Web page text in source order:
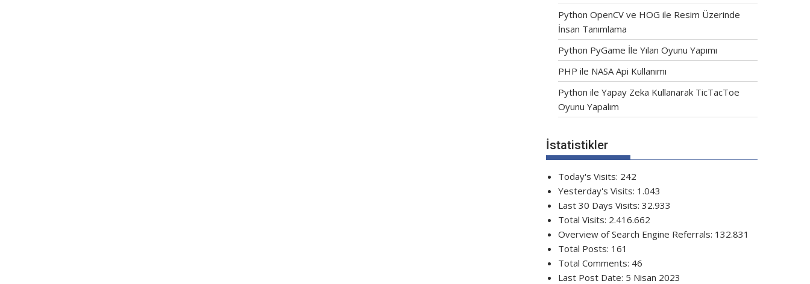
Python OpenCV ve HOG ile Resim Üzerinde
İnsan Tanımlama
Python PyGame İle Yılan Oyunu Yapımı
PHP ile NASA Api Kullanımı
Python ile Yapay Zeka Kullanarak TicTacToe
Oyunu Yapalım
İstatistikler
Today's Visits: 242
Yesterday's Visits: 1.043
Last 30 Days Visits: 32.933
Total Visits: 2.416.662
Overview of Search Engine Referrals: 132.831
Total Posts: 161
Total Comments: 46
Last Post Date: 5 Nisan 2023